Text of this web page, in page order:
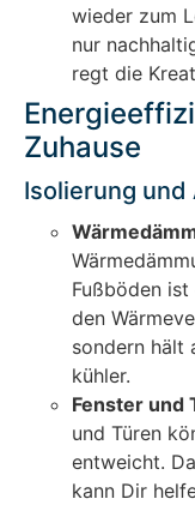
wieder zum
nur
regt die
Zuhause
Isolierung
Fußböden
den
sondern hält
kühler.
Fenster und
und Türen
entweicht.
kann Dir